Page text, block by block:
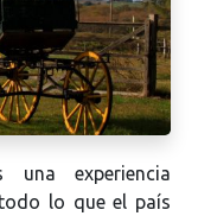
experiencia
lo que el país